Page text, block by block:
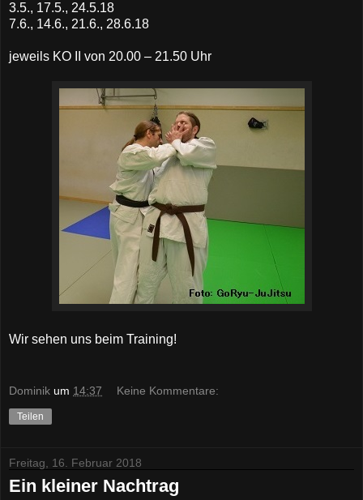
3.5., 17.5., 24.5.18
7.6., 14.6., 21.6., 28.6.18
jeweils KO II von 20.00 – 21.50 Uhr
Wir sehen uns beim Training!
Dominik um 14:37 Keine Kommentare:
Teilen
Freitag, 16. Februar 2018
Ein kleiner Nachtrag